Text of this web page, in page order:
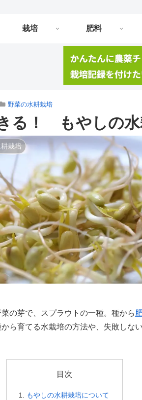
栽培 肥料
野菜の水耕栽培
る！ もやしの水
栽培
の芽で、スプラウトの一種。種から
ら育てる水栽培の方法や、失敗しな
目次
もやしの水耕栽培について